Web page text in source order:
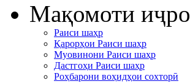
Мақомоти
Раиси шаҳр
Қарорҳои Раиси шаҳр
Муовинони Раиси шаҳр
Дастгоҳи Раиси шаҳр
Роҳбарони воҳидҳои сохторӣ